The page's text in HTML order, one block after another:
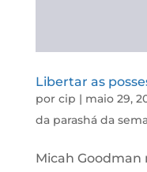
Libertar as
por cip | maio 29,
da parashá da
Micah Goodman